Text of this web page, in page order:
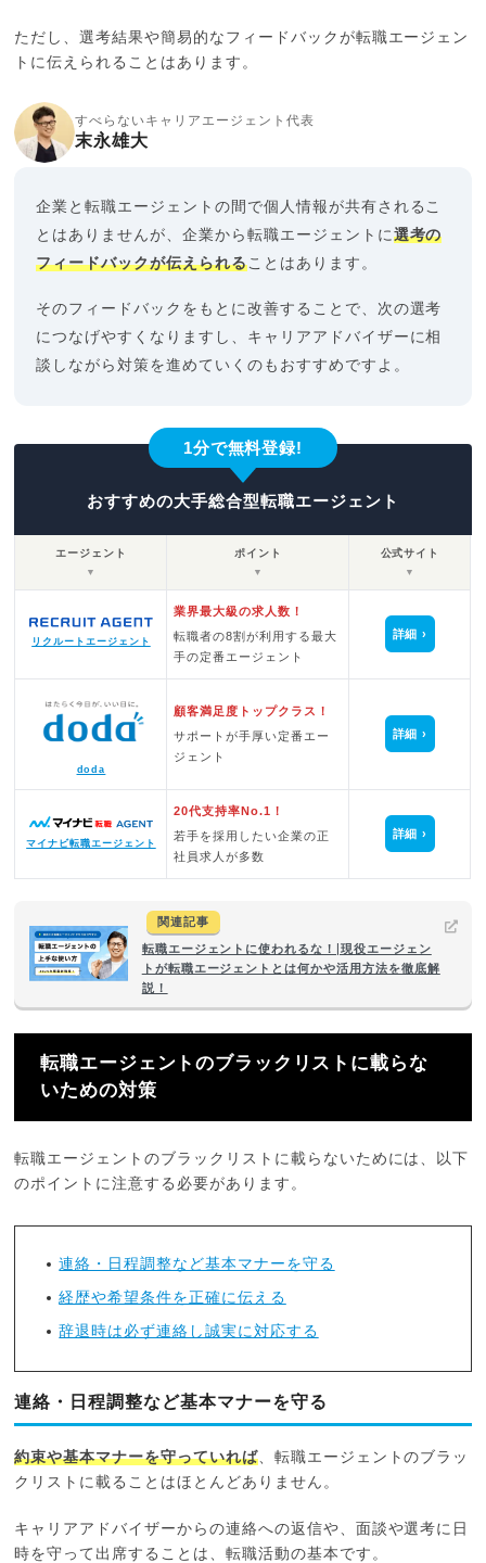
ただし、選考結果や簡易的なフィードバックが転職エージェン
トに伝えられることはあります。
すべらないキャリアエージェント代表
末永雄大
企業と転職エージェントの間で個人情報が共有されるこ
とはありませんが、企業から転職エージェントに 選考の
フィードバックが伝えられることはあります。
そのフィードバックをもとに改善することで、次の選考
につなげやすくなりますし、キャリアアドバイザーに相
談しながら対策を進めていくのもおすすめですよ。
1分で無料登録!
おすすめの大手総合型転職エージェント
エージェント
▼
ポイント
▼
公式サイト
▼
リクルートエージェント
業界最大級の求人数！
転職者の8割が利用する最大
手の定番エージェント
詳細
doda
顧客満足度トップクラス！
サポートが手厚い定番エー
ジェント
詳細
マイナビ転職エージェント
20代支持率No.1！
若手を採用したい企業の正
社員求人が多数
詳細
関連記事
転職エージェントに使われるな！|現役エージェン
トが転職エージェントとは何かや活用方法を徹底解
説！
転職エージェントのブラックリストに載らな
いための対策
転職エージェントのブラックリストに載らないためには、以下
のポイントに注意する必要があります。
連絡・日程調整など基本マナーを守る
経歴や希望条件を正確に伝える
辞退時は必ず連絡し誠実に対応する
連絡・日程調整など基本マナーを守る
約束や基本マナーを守っていれば、転職エージェントのブラッ
クリストに載ることはほとんどありません。
キャリアアドバイザーからの連絡への返信や、面談や選考に日
時を守って出席することは、転職活動の基本です。